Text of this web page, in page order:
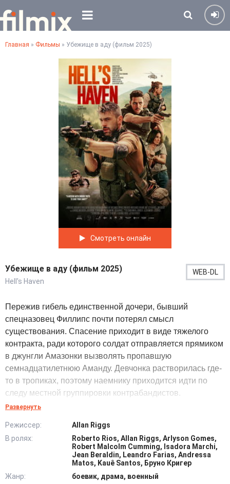
Главная » Фильмы » Убежище в аду (фильм 2025)
Смотреть онлайн
Убежище в аду (фильм 2025)
Hell's Haven
WEB-DL
Пережив гибель единственной дочери, бывший
спецназовец Филлипс почти потерял смысл
существования. Спасение приходит в виде тяжелого
контракта, ради которого солдат отправляется прямиком
в джунгли Амазонки вызволять пропавшую
семнадцатилетнюю Аманду. Девчонка растворилась где-
то в тропиках, поэтому наемнику приходится идти по
следу местной группировки контрабандистов.
Прорубаясь сквозь густые заросли мачете, ветеран
их устраняет. Вытащив напуганную жертву из
заброшенного лагеря, боец берет ее под опеку. Выводя
подростка к точке эвакуации, он учит ее выживать среди
дикой природы, обходит капканы и отстреливается от
бандитов. За время похода между ними крепнет
Развернуть
Режиссер:
Allan Riggs
В ролях:
Roberto Rios, Allan Riggs, Arlyson Gomes,
Robert Malcolm Cumming, Isadora Marchi,
Jean Beraldin, Leandro Farias, Andressa
Matos, Kauê Santos, Бруно Кригер
Жанр:
боевик, драма, военный